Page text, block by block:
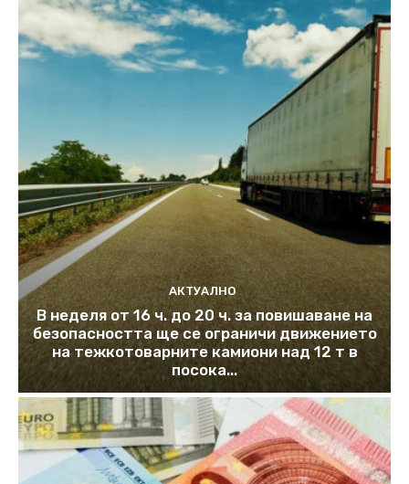
АКТУАЛНО
В неделя от 16 ч. до 20 ч. за повишаване на
безопасността ще се ограничи движението
на тежкотоварните камиони над 12 т в
посока...